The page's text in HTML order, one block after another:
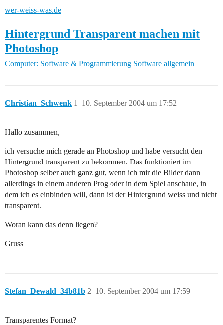
wer-weiss-was.de
Hintergrund Transparent machen mit
Photoshop
Computer: Software & Programmierung Software allgemein
Christian_Schwenk 10. September 2004 um 17:52
1
Hallo zusammen,
ich versuche mich gerade an Photoshop und habe versucht den
Hintergrund transparent zu bekommen. Das funktioniert im
Photoshop selber auch ganz gut, wenn ich mir die Bilder dann
allerdings in einem anderen Prog oder in dem Spiel anschaue, in
dem ich es einbinden will, dann ist der Hintergrund weiss und nicht
transparent.
Woran kann das denn liegen?
Gruss
Stefan_Dewald_34b81b 10. September 2004 um 17:59
2
Transparentes Format?